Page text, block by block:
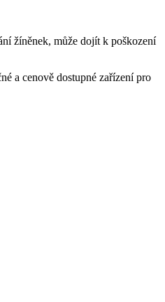
žíněnek, může dojít k poškození
a cenově dostupné zařízení pro